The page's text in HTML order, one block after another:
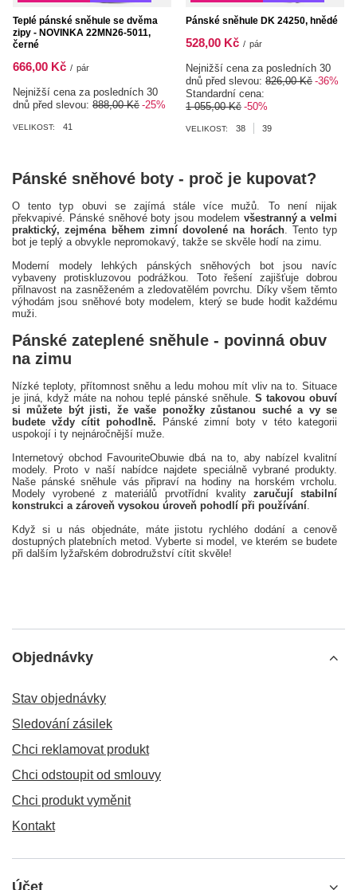
Teplé pánské sněhule se dvěma
zipy - NOVINKA 22MN26-5011,
černé
666,00 Kč / pár
Nejnižší cena za posledních 30
dnů před slevou: 888,00 Kč -25%
VELIKOST: 41
Pánské sněhule DK 24250, hnědé
528,00 Kč / pár
Nejnižší cena za posledních 30
dnů před slevou: 826,00 Kč -36%
Standardní cena:
1 055,00 Kč -50%
VELIKOST: 38 39
Pánské sněhové boty - proč je kupovat?
O tento typ obuvi se zajímá stále více mužů. To není nijak
překvapivé. Pánské sněhové boty jsou modelem všestranný a velmi
praktický, zejména během zimní dovolené na horách. Tento typ
bot je teplý a obvykle nepromokavý, takže se skvěle hodí na zimu.
Moderní modely lehkých pánských sněhových bot jsou navíc
vybaveny protiskluzovou podrážkou. Toto řešení zajišťuje dobrou
přilnavost na zasněženém a zledovatělém povrchu. Díky všem těmto
výhodám jsou sněhové boty modelem, který se bude hodit každému
muži.
Pánské zateplené sněhule - povinná obuv
na zimu
Nízké teploty, přítomnost sněhu a ledu mohou mít vliv na to. Situace
je jiná, když máte na nohou teplé pánské sněhule. S takovou obuví
si můžete být jisti, že vaše ponožky zůstanou suché a vy se
budete vždy cítit pohodlně. Pánské zimní boty v této kategorii
uspokojí i ty nejnáročnější muže.
Internetový obchod FavouriteObuwie dbá na to, aby nabízel kvalitní
modely. Proto v naší nabídce najdete speciálně vybrané produkty.
Naše pánské sněhule vás připraví na hodiny na horském vrcholu.
Modely vyrobené z materiálů prvotřídní kvality zaručují stabilní
konstrukci a zároveň vysokou úroveň pohodlí při používání
Když si u nás objednáte, máte jistotu rychlého dodání a cenově
dostupných platebních metod. Vyberte si model, ve kterém se budete
při dalším lyžařském dobrodružství cítit skvěle!
Objednávky
Stav objednávky
Sledování zásilek
Chci reklamovat produkt
Chci odstoupit od smlouvy
Chci produkt vyměnit
Kontakt
Účet